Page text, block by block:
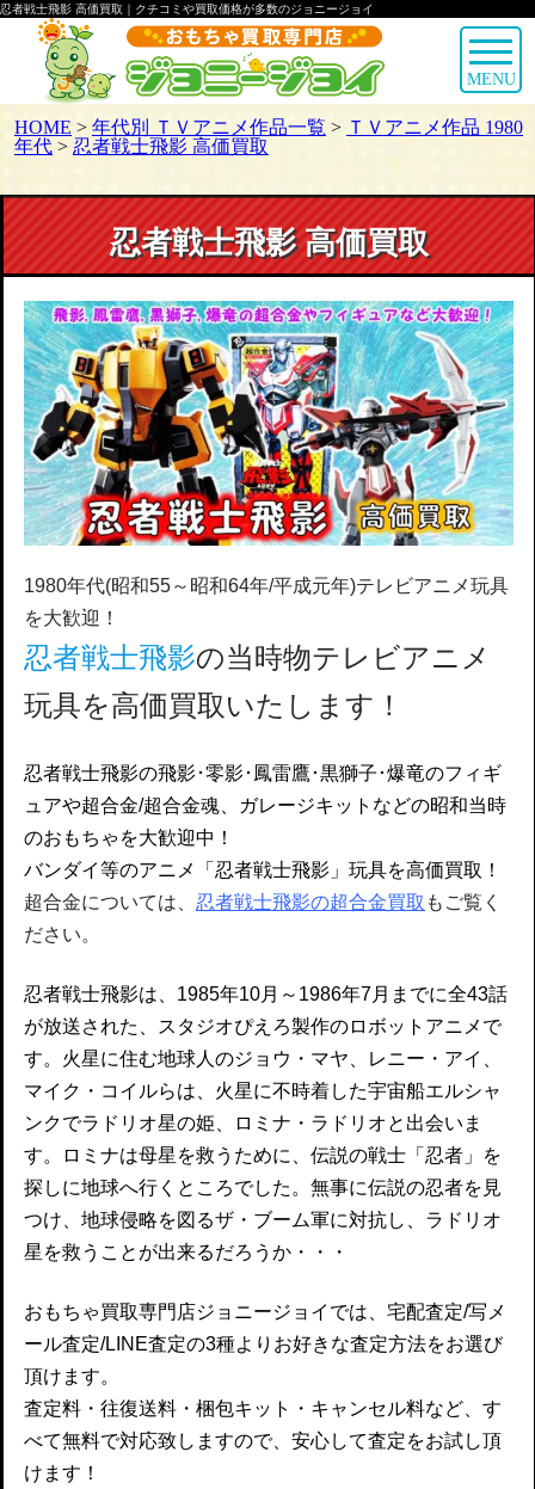
忍者戦士飛影 高価買取｜クチコミや買取価格が多数のジョニージョイ
MENU
HOME > 年代別 ＴＶアニメ作品一覧 > ＴＶアニメ作品 1980
年代 > 忍者戦士飛影 高価買取
忍者戦士飛影 高価買取
1980年代(昭和55～昭和64年/平成元年)テレビアニメ玩具
を大歓迎！
忍者戦士飛影の当時物テレビアニメ
玩具を高価買取いたします！
忍者戦士飛影の飛影･零影･鳳雷鷹･黒獅子･爆竜のフィギ
ュアや超合金/超合金魂、ガレージキットなどの昭和当時
のおもちゃを大歓迎中！
バンダイ等のアニメ「忍者戦士飛影」玩具を高価買取！
超合金については、 忍者戦士飛影の超合金買取 もご覧く
ださい。
忍者戦士飛影は、1985年10月～1986年7月までに全43話
が放送された、スタジオぴえろ製作のロボットアニメで
す。火星に住む地球人のジョウ・マヤ、レニー・アイ、
マイク・コイルらは、火星に不時着した宇宙船エルシャ
ンクでラドリオ星の姫、ロミナ・ラドリオと出会いま
す。ロミナは母星を救うために、伝説の戦士「忍者」を
探しに地球へ行くところでした。無事に伝説の忍者を見
つけ、地球侵略を図るザ・ブーム軍に対抗し、ラドリオ
星を救うことが出来るだろうか・・・
おもちゃ買取専門店ジョニージョイでは、宅配査定/写メ
ール査定/LINE査定の3種よりお好きな査定方法をお選び
頂けます。
査定料・往復送料・梱包キット・キャンセル料など、す
べて無料で対応致しますので、安心して査定をお試し頂
けます！